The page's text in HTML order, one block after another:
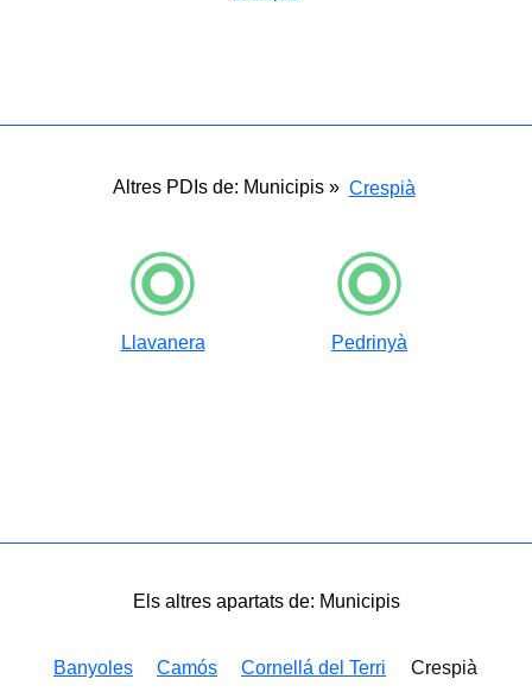
Altres PDIs de: Municipis » Crespià
Llavanera Pedrinyà
Els altres apartats de: Municipis
Banyoles Camós Cornellá del Terri Crespià